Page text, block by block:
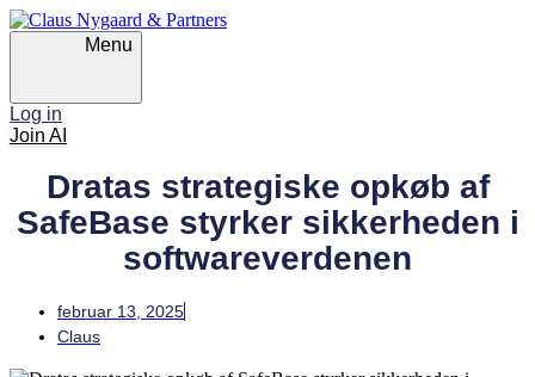
Skip
links
Skip
to
Skip
to
content
Menu
Log in
Join AI
Dratas strategiske opkøb af
SafeBase styrker sikkerheden i
softwareverdenen
februar 13, 2025
Claus